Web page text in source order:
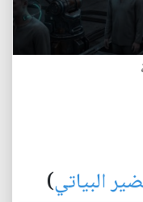
البياتي)